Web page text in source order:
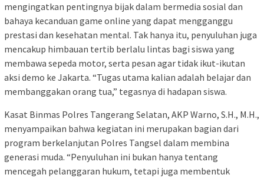
mengingatkan pentingnya bijak dalam bermedia sosial dan
bahaya kecanduan game online yang dapat mengganggu
prestasi dan kesehatan mental. Tak hanya itu, penyuluhan juga
mencakup himbauan tertib berlalu lintas bagi siswa yang
membawa sepeda motor, serta pesan agar tidak ikut-ikutan
aksi demo ke Jakarta. “Tugas utama kalian adalah belajar dan
membanggakan orang tua,” tegasnya di hadapan siswa.
Kasat Binmas Polres Tangerang Selatan, AKP Warno, S.H., M.H.,
menyampaikan bahwa kegiatan ini merupakan bagian dari
program berkelanjutan Polres Tangsel dalam membina
generasi muda. “Penyuluhan ini bukan hanya tentang
mencegah pelanggaran hukum, tetapi juga membentuk